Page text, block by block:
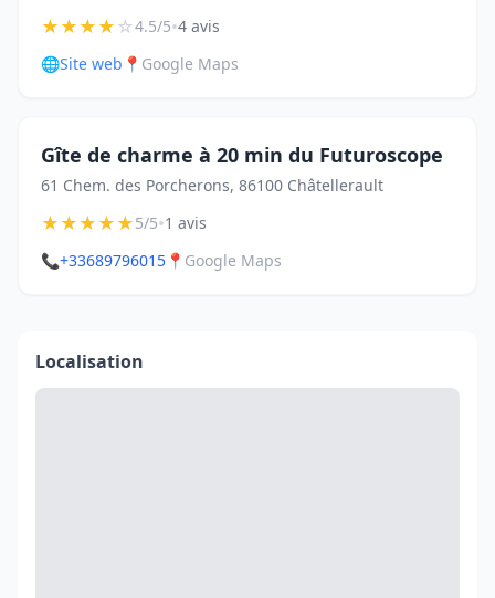
★★★★☆4.5/5•4 avis
🌐Site web 📍 Google Maps
Gîte de charme à 20 min du Futuroscope
61 Chem. des Porcherons, 86100 Châtellerault
★★★★★5/5•1 avis
📞+33689796015 📍 Google Maps
Localisation